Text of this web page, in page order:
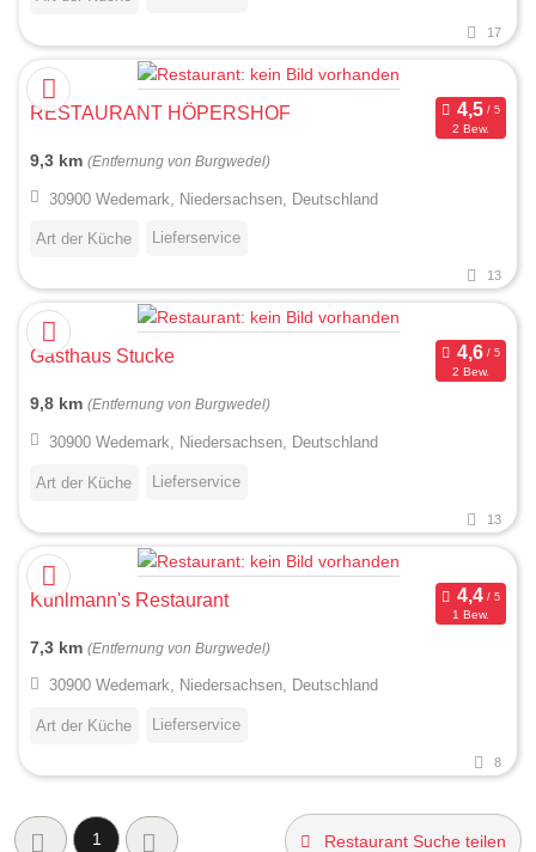
17
RESTAURANT HÖPERSHOF
2 Bew.
9,3 km (Entfernung von Burgwedel)
30900 Wedemark, Niedersachsen, Deutschland
Art der Küche Lieferservice
13
Gasthaus Stucke
2 Bew.
9,8 km (Entfernung von Burgwedel)
30900 Wedemark, Niedersachsen, Deutschland
Art der Küche Lieferservice
13
Kuhlmann's Restaurant
1 Bew.
7,3 km (Entfernung von Burgwedel)
30900 Wedemark, Niedersachsen, Deutschland
Art der Küche Lieferservice
8
1 Restaurant Suche teilen